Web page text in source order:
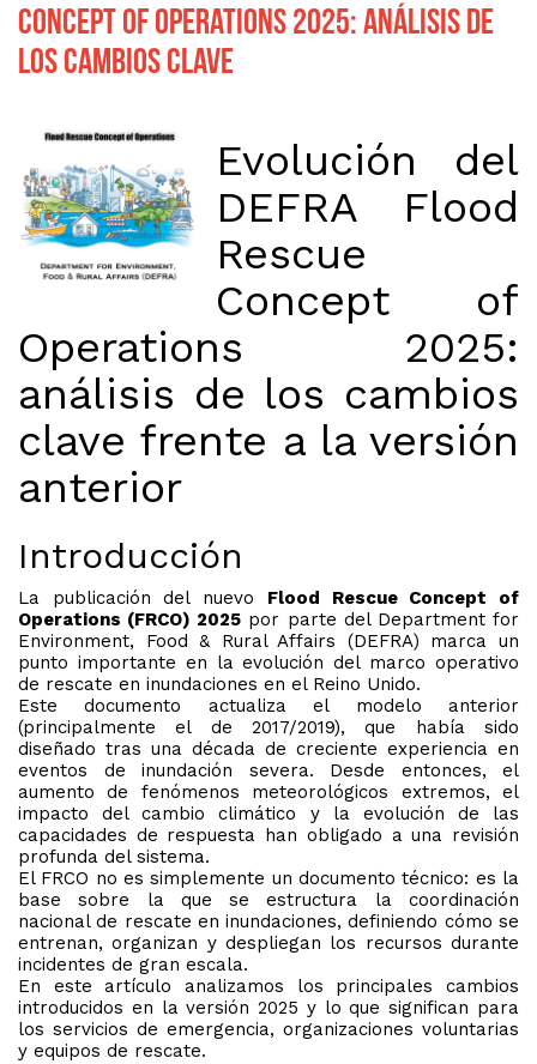
Concept of Operations 2025: análisis de
los cambios clave
Evolución del
DEFRA Flood
Rescue
Concept of
Operations 2025:
análisis de los cambios
clave frente a la versión
anterior
Introducción
La publicación del nuevo Flood Rescue Concept of
Operations (FRCO) 2025 por parte del Department for
Environment, Food & Rural Affairs (DEFRA) marca un
punto importante en la evolución del marco operativo
de rescate en inundaciones en el Reino Unido.
Este documento actualiza el modelo anterior
(principalmente el de 2017/2019), que había sido
diseñado tras una década de creciente experiencia en
eventos de inundación severa. Desde entonces, el
aumento de fenómenos meteorológicos extremos, el
impacto del cambio climático y la evolución de las
capacidades de respuesta han obligado a una revisión
profunda del sistema.
El FRCO no es simplemente un documento técnico: es la
base sobre la que se estructura la coordinación
nacional de rescate en inundaciones, definiendo cómo se
entrenan, organizan y despliegan los recursos durante
incidentes de gran escala.
En este artículo analizamos los principales cambios
introducidos en la versión 2025 y lo que significan para
los servicios de emergencia, organizaciones voluntarias
y equipos de rescate.